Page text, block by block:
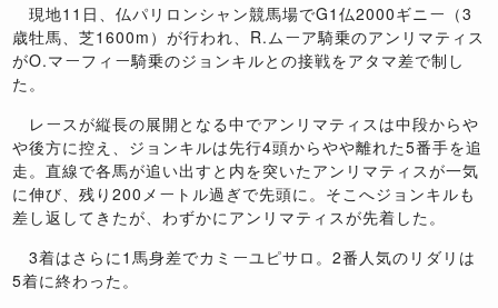
現地11日、仏パリロンシャン競馬場でG1仏2000ギニー（3
歳牡馬、芝1600m）が行われ、R.ムーア騎乗のアンリマティス
がO.マーフィー騎乗のジョンキルとの接戦をアタマ差で制し
た。
レースが縦長の展開となる中でアンリマティスは中段からや
や後方に控え、ジョンキルは先行4頭からやや離れた5番手を追
走。直線で各馬が追い出すと内を突いたアンリマティスが一気
に伸び、残り200メートル過ぎで先頭に。そこへジョンキルも
差し返してきたが、わずかにアンリマティスが先着した。
3着はさらに1馬身差でカミーユピサロ。2番人気のリダリは
5着に終わった。